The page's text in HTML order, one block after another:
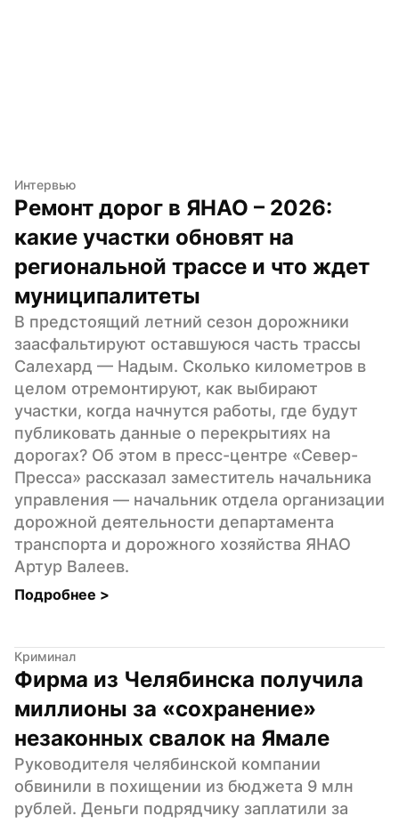
Интервью
Ремонт дорог в ЯНАО – 2026:
какие участки обновят на
региональной трассе и что ждет
муниципалитеты
В предстоящий летний сезон дорожники
заасфальтируют оставшуюся часть трассы
Салехард — Надым. Сколько километров в
целом отремонтируют, как выбирают
участки, когда начнутся работы, где будут
публиковать данные о перекрытиях на
дорогах? Об этом в пресс-центре «Север-
Пресса» рассказал заместитель начальника
управления — начальник отдела организации
дорожной деятельности департамента
транспорта и дорожного хозяйства ЯНАО
Артур Валеев.
Подробнее >
Криминал
Фирма из Челябинска получила
миллионы за «сохранение»
незаконных свалок на Ямале
Руководителя челябинской компании
обвинили в похищении из бюджета 9 млн
рублей. Деньги подрядчику заплатили за